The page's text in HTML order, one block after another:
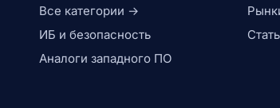
Все категории →
ИБ и безопасность
Аналоги западного ПО